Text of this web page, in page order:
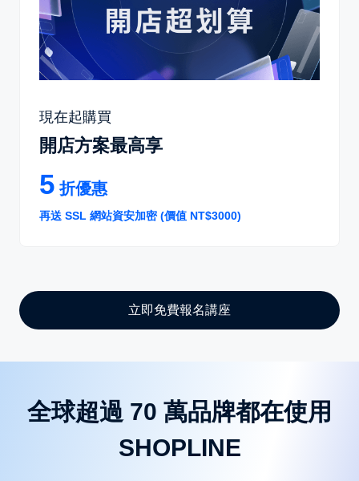
現在起購買
開店方案最高享
5 折優惠
再送 SSL 網站資安加密 (價值 NT$3000)
立即免費報名講座
全球超過 70 萬品牌都在使用
SHOPLINE